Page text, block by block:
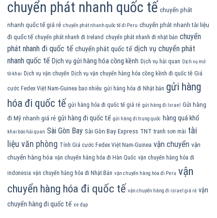
chuyển phát nhanh quốc tế chuyển phát
nhanh quốc tế giá rẻ chuyển phát nhanh quốc tế đi Peru chuyển phát nhanh tài liệu
đi quốc tế chuyển phát nhanh đi Ireland chuyển phát nhanh đi nhật bản chuyển
phát nhanh đi quốc tế chuyển phát quốc tế dịch vụ chuyển phát
nhanh quốc tế Dịch vụ gửi hàng hóa cồng kềnh Dịch vụ hải quan Dịch vụ mở
tờ khai Dịch vụ vận chuyển Dịch vụ vận chuyển hàng hóa cồng kềnh đi quốc tê Giá
cước Fedex Việt Nam-Guinea bao nhiêu gửi hàng hóa đi Nhật bản gửi hàng
hóa đi quốc tế gửi hàng hóa đi quốc tế giá rẻ gửi hàng đi Israel Gửi hàng
đi Mỹ nhanh giá rẻ gửi hàng đi quốc tế gửi hàng đi trung quốc hàng quá khổ
khai báo hải quan Sài Gòn Bay Sài Gòn Bay Express TNT tranh sơn mài tài
liệu văn phòng Tính Giá cước Fedex Việt Nam-Guinea vận chuyển vận
chuyển hàng hóa vận chuyển hàng hóa đi Hàn Quốc vận chuyển hàng hóa đi
indonesia vận chuyển hàng hóa đi Nhật Bản vận chuyển hàng hóa đi Peru vận
chuyển hàng hóa đi quốc tế vận chuyển hàng đi israel giá rẻ vận
chuyển hàng đi quốc tế xe đạp